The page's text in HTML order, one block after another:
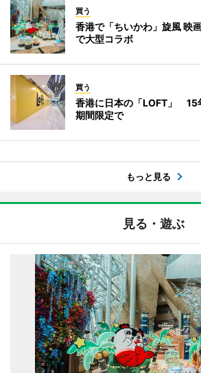
買う
香港で「ちいかわ」旋風 映
で大型コラボ
買う
香港に日本の「LOFT」 15
期間限定で
もっと見る
見る・遊ぶ